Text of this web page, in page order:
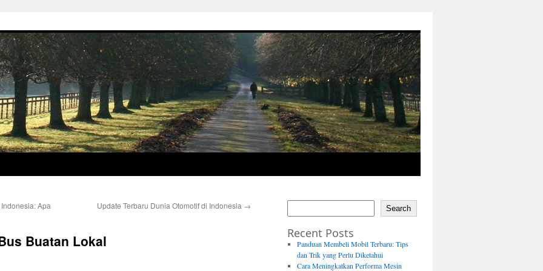
Apa
Update Terbaru Dunia Otomotif di Indonesia →
Buatan Lokal
Search
Recent Posts
Panduan Membeli Mobil Terbaru: Tips
dan Trik yang Perlu Diketahui
Cara Meningkatkan Performa Mesin